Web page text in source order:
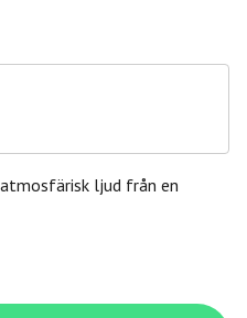
ljud från en